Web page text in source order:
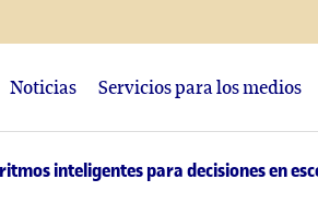
Noticias Servicios para los medios
inteligentes para decisiones en